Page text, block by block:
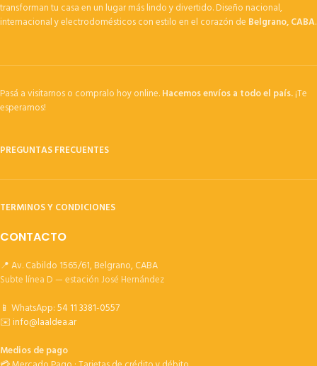
transforman tu casa en un lugar más lindo y divertido. Diseño nacional,
internacional y electrodomésticos con estilo en el corazón de Belgrano, CABA.
Pasá a visitarnos o compralo hoy online.Hacemos envíos a todo el país.¡Te
esperamos!
PREGUNTAS FRECUENTES
TERMINOS Y CONDICIONES
CONTACTO
📍 Av. Cabildo 1565/61, Belgrano, CABA
Subte línea D — estación José Hernández
📱 WhatsApp:54 11 3381-0557
✉️info@laaldea.ar
Medios de pago